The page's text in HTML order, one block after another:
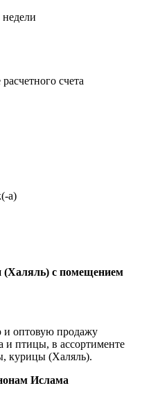
счета
а)
(Халяль) с помещением
и оптовую продажу
и птицы, в ассортименте
курицы (Халяль).
Ислама